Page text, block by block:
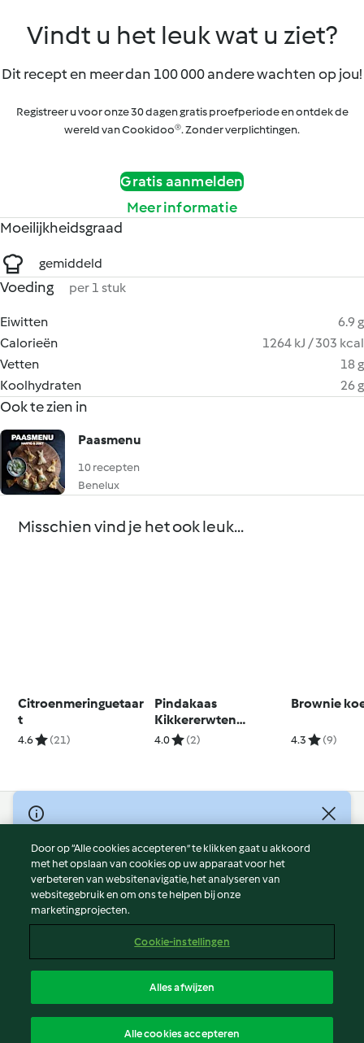
Vindt u het leuk wat u ziet?
Dit recept en meer dan 100 000 andere wachten op jou!
Registreer u voor onze 30 dagen gratis proefperiode en ontdek de
wereld van Cookidoo®. Zonder verplichtingen.
Gratis aanmelden
Meer informatie
Moeilijkheidsgraad
gemiddeld
Voeding per 1 stuk
Eiwitten
6.9 g
Calorieën
1264 kJ / 303 kcal
Vetten
18 g
Koolhydraten
26 g
Ook te zien in
Paasmenu
10 recepten
Benelux
Misschien vind je het ook leuk...
Citroenmeringuetaar
t
4.6 (21)
Pindakaas
Kikkererwten
Koekjes
4.0 (2)
Brownie
4.3 (9)
© Copyright 2026
Gebruiksvoorwaarden
Privacybeleid
Disclaimer
Colofon
Verslag Inhoud
Toegankelijkheidsverklaring
Door op “Alle cookies accepteren” te klikken gaat u akkoord
met het opslaan van cookies op uw apparaat voor het
verbeteren van websitenavigatie, het analyseren van
websitegebruik en om ons te helpen bij onze
marketingprojecten.
Cookie-instellingen
Alles afwijzen
Alle cookies accepteren